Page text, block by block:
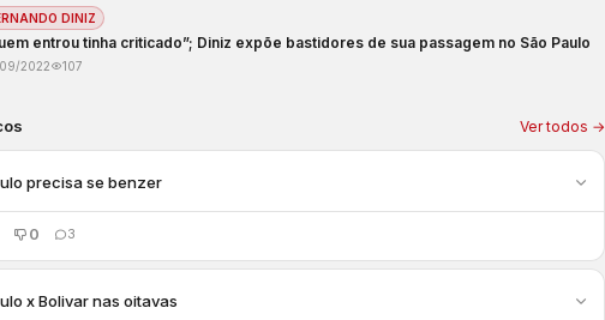
DINIZ
entrou tinha criticado”; Diniz expõe bastidores de sua passagem no São Paulo
2022 107
Ver todos →
precisa se benzer
0 3
x Bolivar nas oitavas